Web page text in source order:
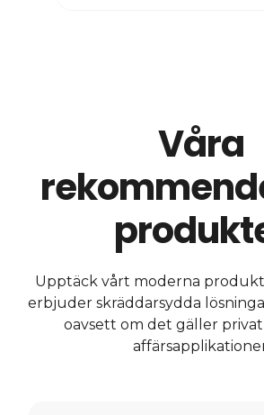
Våra
Upptäck vårt moderna
erbjuder skräddarsydda
oavsett om det gäller